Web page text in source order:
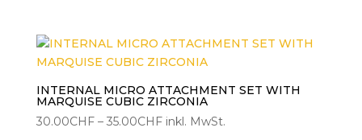
45.00CHF
INTERNAL MICRO ATTACHMENT SET WITH
MARQUISE CUBIC ZIRCONIA
30.00CHF – 35.00CHFPreisspanne:
inkl. MwSt.